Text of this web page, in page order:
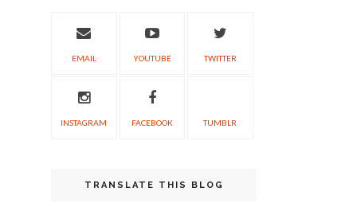
EMAIL YOUTUBE TWITTER
INSTAGRAM FACEBOOK TUMBLR
TRANSLATE THIS BLOG